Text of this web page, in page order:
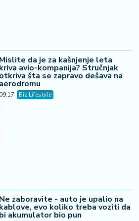
Mislite da je za kašnjenje leta
kriva avio-kompanija? Stručnjak
otkriva šta se zapravo dešava na
aerodromu
09:17 Biz Lifestyle
Ne zaboravite - auto je upalio na
kablove, evo koliko treba voziti da
bi akumulator bio pun